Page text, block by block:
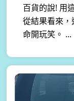
百貨的說! 用
從結果看來
命開玩笑。 ...